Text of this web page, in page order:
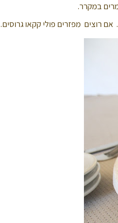
במקרר.
אם רוצים מפזרים פולי קקאו גרוסים.